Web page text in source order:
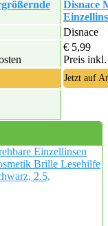
Disnace
Disnace
€ 5,99
Preis
Jetzt auf
Einzellinsen
Brille Lesehilfe
2.5,